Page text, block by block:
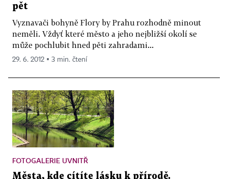
pět
Vyznavači bohyně Flory by Prahu rozhodně minout
neměli. Vždyť které město a jeho nejbližší okolí se
může pochlubit hned pěti zahradami...
29. 6. 2012 ▪ 3 min. čtení
FOTOGALERIE UVNITŘ
Města, kde cítíte lásku k přírodě.